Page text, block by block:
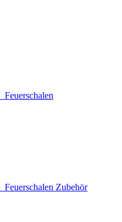
Feuerschalen
Feuerschalen Zubehör